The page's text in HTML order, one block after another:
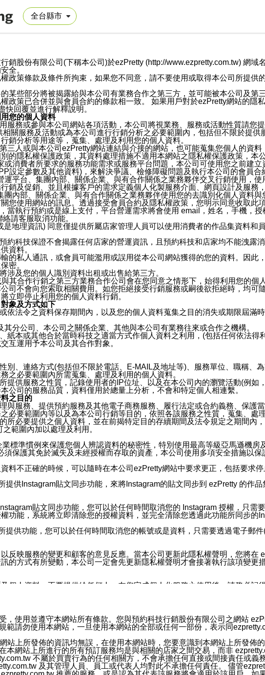
銷股份有限公司(下稱本公司)於ezPretty (http://www.ezpretty.com.tw) 網
全。
政策條款及條件所拘束，如果您不同意，請不要使用或取得本公司所提供的
某些部分將被揭露給與本公司有業務合作之第三方，並可能被本公司及
政策已合併並與會員合約的條款相一致。 如果用戶對於ezPretty網站的隱
快回覆並進行解釋說明。
您的個人資料
服務或參與本公司網站各項活動，本公司將視業務、服務或活動性質請您
關服務及活動或為本公司進行行銷分析之必要範圍內，包括但不限於提
銷分析等用途等，蒐集、處理及利用您的個人資料。
三人或與本公司ezPretty網站連結與介接的網站，也可能蒐集您個人的資
的隱私權保護政策，其資料處理措施不適用本網站之隱私權保護政策，本
或消費者所要求的服務功能需求或服務平台問題，本公司可使用您之前建
設定參數及其他資料)，來解決爭議、檢修障礙問題及執行本公司的會員
運平台、集團內部、關係企業、與有合作關係之業務夥伴交叉行銷使用，
銷及促銷、並且根據客戶的需求定義個人化製服務介面、網頁設計及服務
團內部、關係企業、與有合作關係之業務夥伴使用您的去識別化個人資料
您使用網站的訊息。透過接受會員合約及隱私權政策，您明示同意收取此
當執行預約或是線上支付，平台營運需求將會使用 email，姓名，手機，
請客服取消功能。
地理資訊) 同意僅提供所屬店家管理人員可以使用消費者的作品集資料和
約科技保證不會揭露任何店家的營運資訊，且預約科技和店家均不能洩
資料。
的私人通訊，或會員可能濫用或誤用從本公司網站獲得的您的資料。因
密。
涉及您的個人識別資料出租或出售給第三方。
其合作行銷之第三方業務合作公司會在您同意之情形下，始得利用您的個
司不會向您索取相關費用。如您拒絕接受行銷服務或嗣後欲拒絕時，均
立即停止利用您的個人資料行銷。
象及方式如下
依法令之資料保存期間內，以及您的個人資料蒐集之目的消失或期限屆滿
分公司、本公司之關係企業、其他與本公司有業務往來或合作之機構。
紙本或其他合於當時科技之適當方式作個人資料之利用，(包括任何依法
互運用予本公司及其合作對象。
別、連絡方式(包括但不限於電話、E-MAIL及地址等)、服務單位、職稱、
之必要範圍內所需蒐集、處理及利用的個人資料。
提供服務之性質，記錄使用者的IP位址、以及在本公司內的瀏覽活動(例
公司的服務品質，資料僅用於總量上分析，不會和特定個人相連繫。
之目的
與服務、提供預約服務及其他電子商務服務、履行法定或合約義務、保
必要範圍內等以及為本公司行銷等目的，依照各該服務之性質，蒐集、處
所必要提供之個人資料，並在前揭特定目的存續期間及法令規定之期間內
範圍內加以處理及利用。
標準慣例來保護您個人辨認資料的秘密性，特別使用最高等級亞馬遜機房
須保護其免於滅失及未經授權而存取的資產，本公司使用多項安全措施以
料不正確的時候，可以隨時在本公司ezPretty網站中要求更正，包括要求停
提供Instagram貼文同步功能，來將Instagram的貼文同步到 ezPretty 的作
貼文同步功能，您可以於任何時間取消您的 Instagram 授權，只
功能，系統將立即清除您的授權資料，並完全清除您透過此功能所同步的
提供功能，您可以於任何時間取消您的帳號或是資料，只需要透過電子郵件
反映服務的變更和顧客的意見反應。當本公司更新此隱私權聲明，您將
的方式有所變動，本公司一定會先更新隱私權聲明才會接著執行該項變
個人資料，不要提供給任何人。在您完成個人化服務之使用後，請務必
信件或進入所機關管理區。
郵件地址與您取得聯絡並傳送或宣傳本網站各項服務之資料或電子郵件供
要訊息給您。即使未加入本公司/本服務好友，您仍可接收到通知型訊息。
您有效且重要的訊息為限，以廣告或其他目的的訊息皆不會被傳送。滿
/本服務所傳來的電話號碼比對相符。
中，同意接收通知型訊息。
官方帳號。
：
，使用並遵守本網站所有條款。您與預約科技行銷股份有限公司之網站
範請勿使用本網站，一旦使用本網站的全部或任何一部份，表示同
站上所發佈的資訊均無誤，在使用本網站時，您要意識到本網站上所發佈
本網站上所進行的所有預訂服務均是與相關的店家之間交易，而非
不屬於買賣行為的任何相關方，不會承擔任何直接或間接責任或
及其管理人員、員工或代表人均對此不承擔任何責任。 儘管